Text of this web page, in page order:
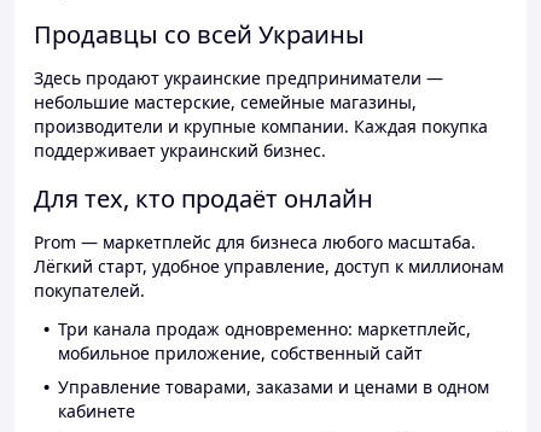
Продавцы со всей Украины
Здесь продают украинские предприниматели —
небольшие мастерские, семейные магазины,
производители и крупные компании. Каждая покупка
поддерживает украинский бизнес.
Для тех, кто продаёт онлайн
Prom — маркетплейс для бизнеса любого масштаба.
Лёгкий старт, удобное управление, доступ к миллионам
покупателей.
Три канала продаж одновременно: маркетплейс,
мобильное приложение, собственный сайт
Управление товарами, заказами и ценами в одном
кабинете